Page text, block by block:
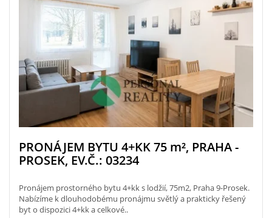
PRONÁJEM BYTU 4+KK 75 m², PRAHA -
PROSEK, EV.Č.: 03234
Pronájem prostorného bytu 4+kk s lodžií, 75m2, Praha 9-Prosek.
Nabízíme k dlouhodobému pronájmu světlý a prakticky řešený
byt o dispozici 4+kk a celkové..